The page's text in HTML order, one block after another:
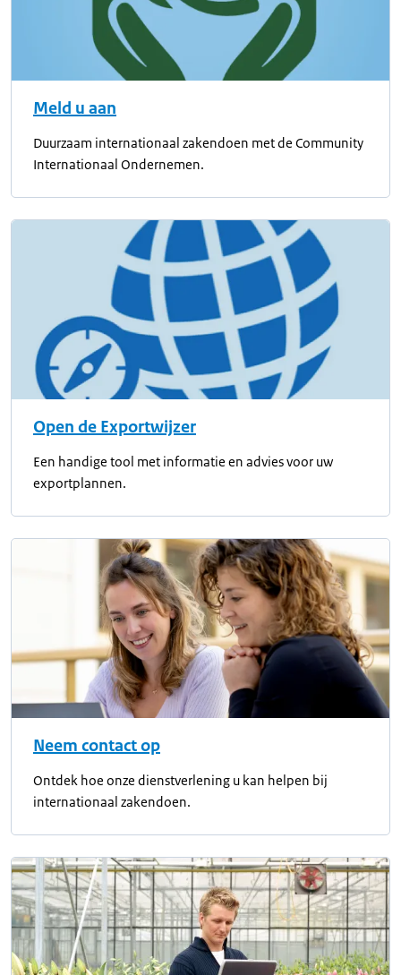
Meld u aan
Duurzaam internationaal zakendoen met de Community
Internationaal Ondernemen.
Open de Exportwijzer
Een handige tool met informatie en advies voor uw
exportplannen.
Neem contact op
Ontdek hoe onze dienstverlening u kan helpen bij
internationaal zakendoen.